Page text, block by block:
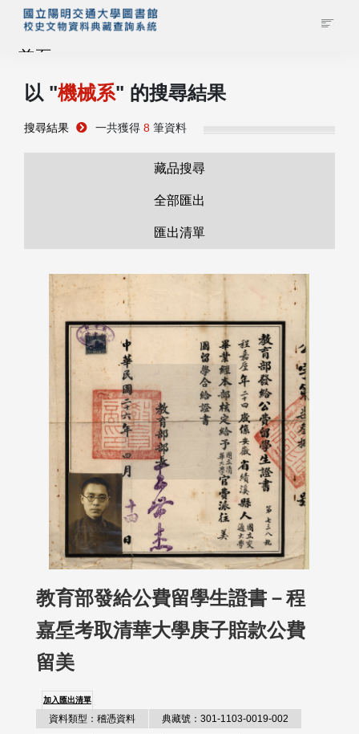
首頁
藏品查詢
管理者登入
以 "機械系" 的搜尋結果
搜尋結果 一共獲得 8 筆資料
藏品搜尋
全部匯出
匯出清單
教育部發給公費留學生證書－程
嘉垕考取清華大學庚子賠款公費
留美
加入匯出清單
資料類型：稽憑資料 典藏號：301-1103-0019-002